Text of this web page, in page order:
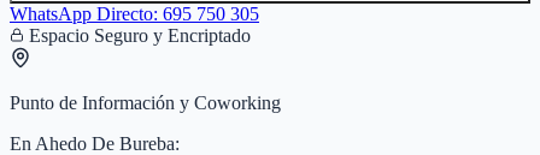
WhatsApp Directo: 695 750 305
Espacio Seguro y Encriptado
Punto de Información y Coworking
En Ahedo De Bureba: